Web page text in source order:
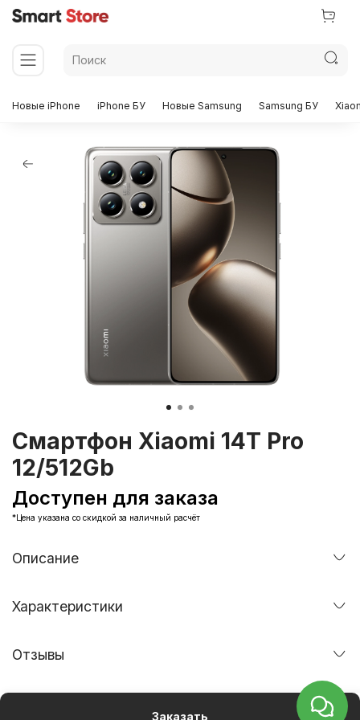
Новые iPhone iPhone БУ Новые Samsung Samsung БУ
Смартфон Xiaomi 14T Pro
12/512Gb
Доступен для заказа
*Цена указана со скидкой за наличный расчёт
Заказать
Описание
Характеристики
Отзывы